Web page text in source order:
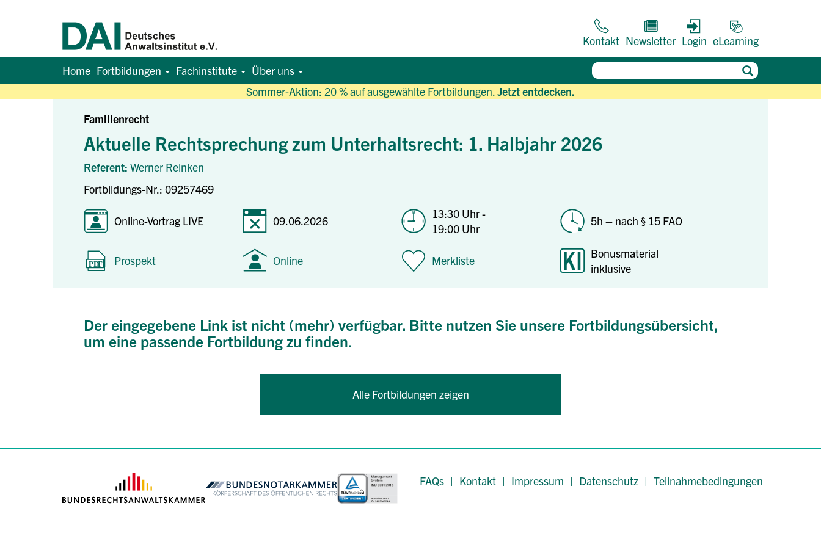
Sommer-Aktion: 20 % auf ausgewählte Fortbildungen.Jetzt entdecken.
Kontakt Newsletter Login eLearning
Home Fortbildungen Fachinstitute Über uns
Familienrecht
Aktuelle Rechtsprechung zum Unterhaltsrecht: 1. Halbjahr 2026
Referent: Werner Reinken
Fortbildungs-Nr.: 09257469
Online-Vortrag LIVE 09.06.2026
13:30 Uhr -
19:00 Uhr
5h – nach § 15 FAO
Prospekt Online Merkliste
Bonusmaterial
inklusive
Der eingegebene Link ist nicht (mehr) verfügbar. Bitte nutzen Sie unsere Fortbildungsübersicht,
um eine passende Fortbildung zu finden.
Alle Fortbildungen zeigen
FAQs | Kontakt | Impressum | Datenschutz | Teilnahmebedingungen